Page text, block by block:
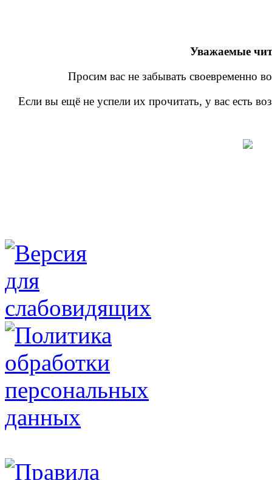
Уважаемые
Просим вас не забывать своевременно
Если вы ещё не успели их прочитать, у вас есть